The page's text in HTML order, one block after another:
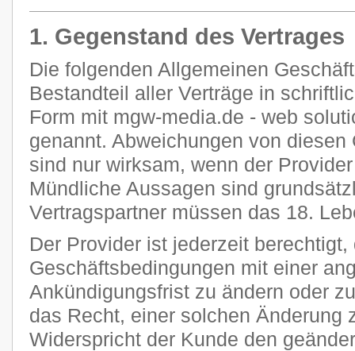
1. Gegenstand des Vertrages
Die folgenden Allgemeinen
Bestandteil aller Verträge in
Form mit mgw-media.de - web
genannt. Abweichungen von
sind nur wirksam, wenn der
Mündliche Aussagen sind
Vertragspartner müssen das 18.
Der Provider ist jederzeit
Geschäftsbedingungen mit einer
Ankündigungsfrist zu ändern oder
das Recht, einer solchen Änderung
Widerspricht der Kunde den